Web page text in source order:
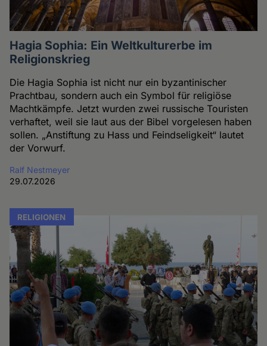
Hagia Sophia: Ein Weltkulturerbe im
Religionskrieg
Die Hagia Sophia ist nicht nur ein byzantinischer
Prachtbau, sondern auch ein Symbol für religiöse
Machtkämpfe. Jetzt wurden zwei russische Touristen
verhaftet, weil sie laut aus der Bibel vorgelesen haben
sollen. „Anstiftung zu Hass und Feindseligkeit“ lautet
der Vorwurf.
Ralf Nestmeyer
29.07.2026
RELIGIONEN